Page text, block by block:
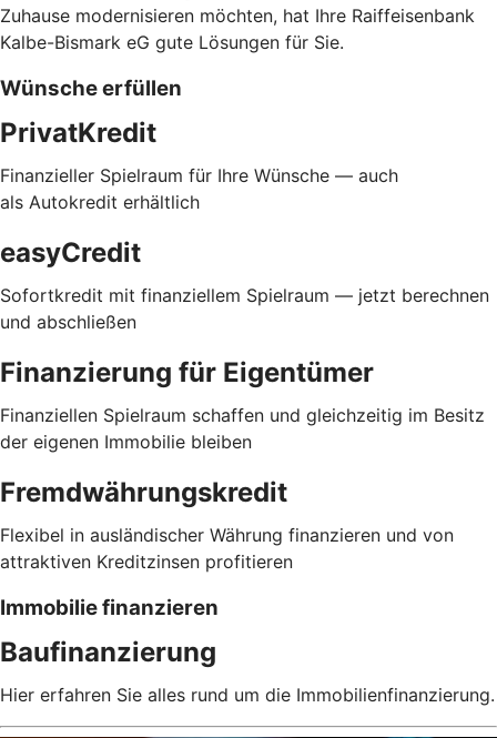
Zuhause modernisieren möchten, hat Ihre Raiffeisenbank
Kalbe-Bismark eG gute Lösungen für Sie.
Wünsche erfüllen
PrivatKredit
Finanzieller Spielraum für Ihre Wünsche — auch
als Autokredit erhältlich
easyCredit
Sofortkredit mit finanziellem Spielraum — jetzt berechnen
und abschließen
Finanzierung für Eigentümer
Finanziellen Spielraum schaffen und gleichzeitig im Besitz
der eigenen Immobilie bleiben
Fremdwährungskredit
Flexibel in ausländischer Währung finanzieren und von
attraktiven Kreditzinsen profitieren
Immobilie finanzieren
Baufinanzierung
Hier erfahren Sie alles rund um die Immobilienfinanzierung.